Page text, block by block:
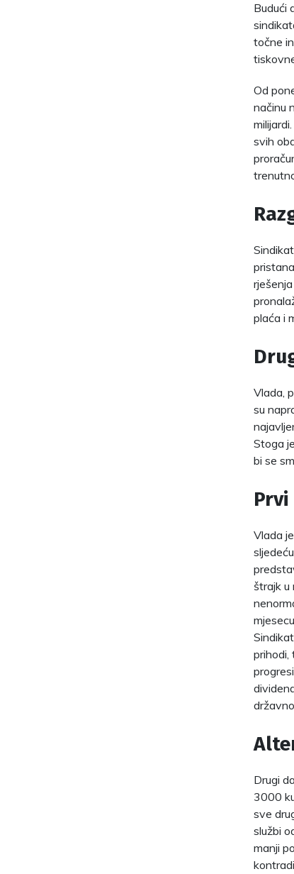
Budući
točne
Od
načinu
svih
plaća i
Vlada,
su
Stoga
bi se
Vlada
štrajk u
prihodi,
Drugi
3000
sve
službi
manji